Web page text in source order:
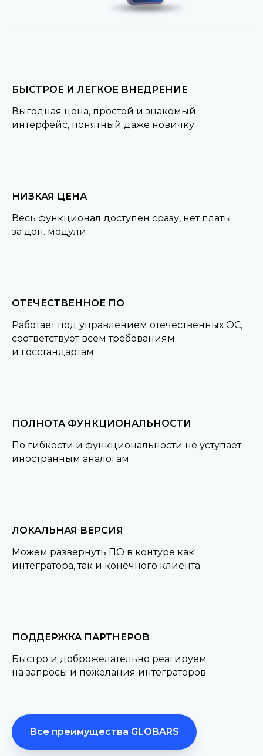
БЫСТРОЕ И ЛЕГКОЕ ВНЕДРЕНИЕ
Выгодная цена, простой и знакомый
интерфейс, понятный даже новичку
НИЗКАЯ ЦЕНА
Весь функционал доступен сразу, нет платы
за доп. модули
ОТЕЧЕСТВЕННОЕ ПО
Работает под управлением отечественных ОС,
соответствует всем требованиям
и госстандартам
ПОЛНОТА ФУНКЦИОНАЛЬНОСТИ
По гибкости и функциональности не уступает
иностранным аналогам
ЛОКАЛЬНАЯ ВЕРСИЯ
Можем развернуть ПО в контуре как
интегратора, так и конечного клиента
ПОДДЕРЖКА ПАРТНЕРОВ
Быстро и доброжелательно реагируем
на запросы и пожелания интеграторов
Все преимущества GLOBARS